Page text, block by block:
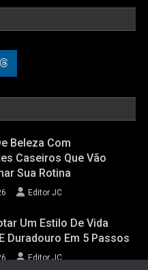
Beleza Com
Caseiros Que Vão
Sua Rotina
Editor JC
Um Estilo De Vida
Duradouro Em 5 Passos
Editor JC